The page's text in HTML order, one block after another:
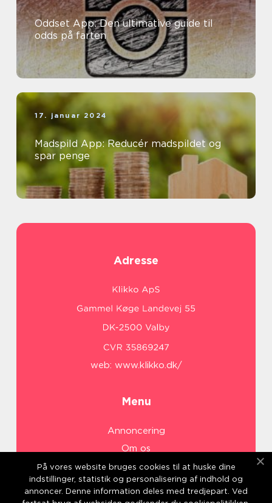
Oddset App: Den ultimative guide til
odds på farten
17. januar 2024
Madspild App: Reducér madspildet og
spar penge
Adresse
web: www.klikko.dk/
Menu
Annoncering
Om os
Cookies
Kontakt os
På vores website bruges cookies til at huske dine
indstillinger, statistik og personalisering af indhold og
annoncer. Denne information deles med tredjepart. Ved